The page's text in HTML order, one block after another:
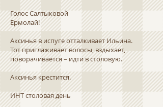
Голос Салтыковой
Ермолай!
Аксинья в испуге отталкивает Ильина.
Тот приглаживает волосы, вздыхает,
поворачивается – идти в столовую.
Аксинья крестится.
ИНТ столовая день